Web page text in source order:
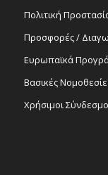
Πολιτική
Προσφορές /
Ευρωπαϊκά
Βασικές
Χρήσιμοι